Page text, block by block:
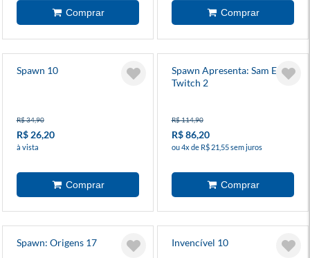
Spawn 10
R$ 34,90
R$ 26,20
à vista
Spawn Apresenta: Sam E
Twitch 2
R$ 114,90
R$ 86,20
ou 4x de R$ 21,55 sem juros
Spawn: Origens 17 Invencível 10